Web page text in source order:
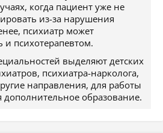
когда пациент уже не
из-за нарушения
психиатр может
психотерапевтом.
выделяют детских
психиатра-нарколога,
направления, для работы
дополнительное образование.